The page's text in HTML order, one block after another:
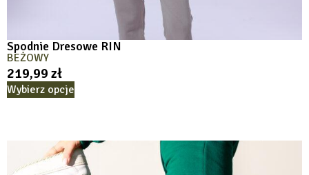
Spodnie Dresowe RIN
BEŻOWY
219,99 zł
Wybierz opcje